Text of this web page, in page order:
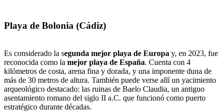
Playa de Bolonia (Cádiz)
Es considerado la segunda mejor playa de Europa y, en 2023, fue
reconocida como la mejor playa de España. Cuenta con 4
kilómetros de costa, arena fina y dorada, y una imponente duna de
más de 30 metros de altura. También puede verse allí un yacimiento
arqueológico destacado: las ruinas de Baelo Claudia, un antiguo
asentamiento romano del siglo II a.C. que funcionó como puerto
estratégico durante décadas.